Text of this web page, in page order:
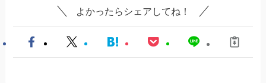
よかったらシェアしてね！